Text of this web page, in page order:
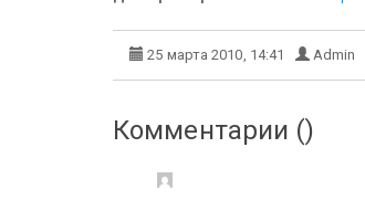
25 марта 2010, 14:41 Admin
Комментарии ()